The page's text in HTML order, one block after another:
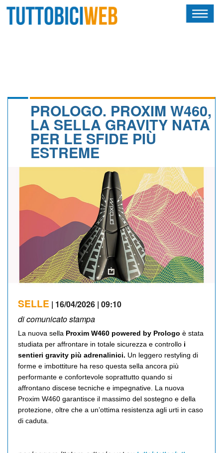
CALENDARIO
NEWSLETTER
PROLOGO. PROXIM W460,
LA SELLA GRAVITY NATA
PER LE SFIDE PIÙ
ESTREME
SELLE | 16/04/2026 | 09:10
di comunicato stampa
La nuova sella Proxim W460 powered by Prologo è stata
studiata per affrontare in totale sicurezza e controllo i
sentieri gravity più adrenalinici. Un leggero restyling di
forme e imbottiture ha reso questa sella ancora più
performante e confortevole soprattutto quando si
affrontano discese tecniche e impegnative. La nuova
Proxim W460 garantisce il massimo del sostegno e della
protezione, oltre che a un’ottima resistenza agli urti in caso
di caduta.